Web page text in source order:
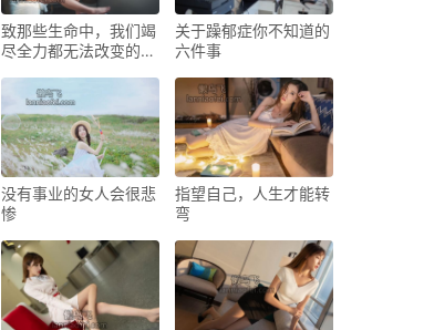
致那些生命中，我们竭
尽全力都无法改变的事
关于躁郁症你不知道的
六件事
没有事业的女人会很悲
惨
指望自己，人生才能转
弯